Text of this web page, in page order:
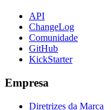
API
ChangeLog
Comunidade
GitHub
KickStarter
Empresa
Diretrizes da Marca